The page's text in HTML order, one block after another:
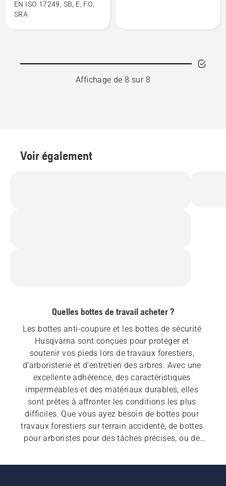
Bottes
EN ISO 17249, SB, E, FO,
SRA
produit
Affichage de 8 sur 8
Voir également
Quelles bottes de travail acheter ?
Les bottes anti-coupure et les bottes de sécurité
Husqvarna sont conçues pour protéger et
soutenir vos pieds lors de travaux forestiers,
d'arboristerie et d'entretien des arbres. Avec une
excellente adhérence, des caractéristiques
imperméables et des matériaux durables, elles
sont prêtes à affronter les conditions les plus
difficiles. Que vous ayez besoin de bottes pour
travaux forestiers sur terrain accidenté, de bottes
pour arboristes pour des tâches précises, ou de
en plein air, Husqvarna offre une protection fiable